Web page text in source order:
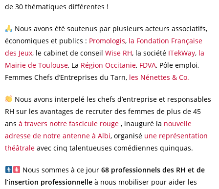
de 30 thématiques différentes !
Nous avons été soutenus par plusieurs acteurs associatifs,
économiques et publics : Promologis, la Fondation Française
des Jeux, le cabinet de conseil Wise RH, la société ITekWay, la
Mairie de Toulouse, La Région Occitanie, FDVA, Pôle emploi,
Femmes Chefs d’Entreprises du Tarn, les Nénettes & Co.
Nous avons interpelé les chefs d’entreprise et responsables
RH sur les avantages de recruter des femmes de plus de 45
ans à travers notre fascicule rouge , inauguré la nouvelle
adresse de notre antenne à Albi, organisé une représentation
théâtrale avec cinq talentueuses comédiennes quinquas.
Nous sommes à ce jour 68 professionnels des RH et de
l’insertion professionnelle à nous mobiliser pour aider les